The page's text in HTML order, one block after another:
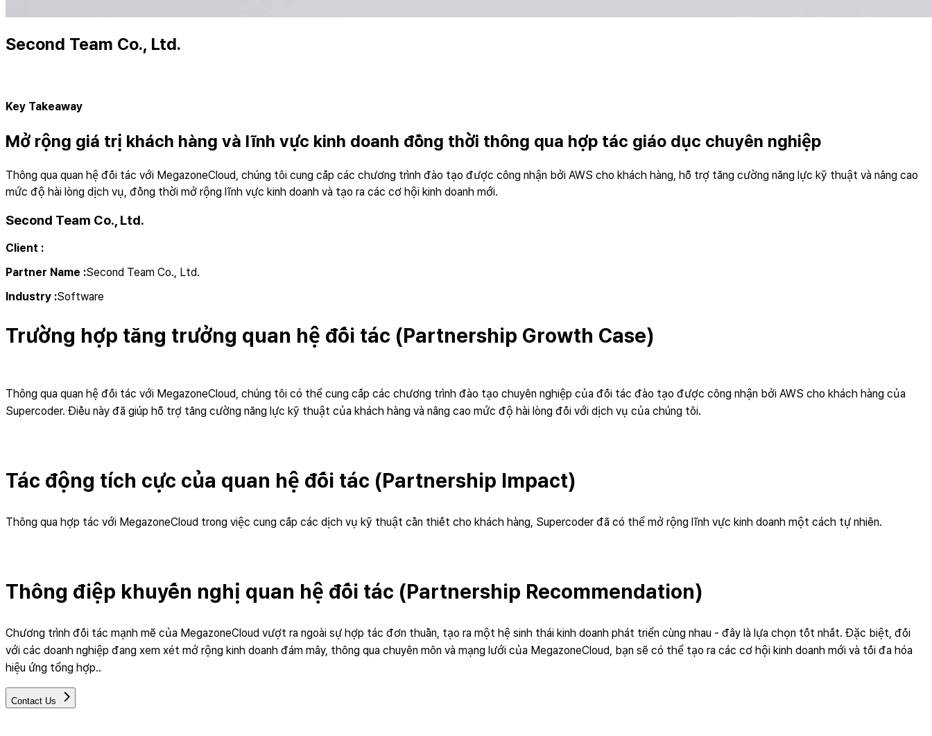
Second Team Co., Ltd.
Key Takeaway
Mở rộng giá trị khách hàng và lĩnh vực kinh doanh đồng thời thông qua hợp tác giáo dục chuyên nghiệp
Thông qua quan hệ đối tác với MegazoneCloud, chúng tôi cung cấp các chương trình đào tạo được công nhận bởi AWS cho khách hàng, hỗ trợ tăng cường năng lực kỹ thuật và nâng cao
mức độ hài lòng dịch vụ, đồng thời mở rộng lĩnh vực kinh doanh và tạo ra các cơ hội kinh doanh mới.
Second Team Co., Ltd.
Client :
Partner Name :Second Team Co., Ltd.
Industry :Software
Trường hợp tăng trưởng quan hệ đối tác (Partnership Growth Case)
Thông qua quan hệ đối tác với MegazoneCloud, chúng tôi có thể cung cấp các chương trình đào tạo chuyên nghiệp của đối tác đào tạo được công nhận bởi AWS cho khách hàng của
Supercoder. Điều này đã giúp hỗ trợ tăng cường năng lực kỹ thuật của khách hàng và nâng cao mức độ hài lòng đối với dịch vụ của chúng tôi.
Tác động tích cực của quan hệ đối tác (Partnership Impact)
Thông qua hợp tác với MegazoneCloud trong việc cung cấp các dịch vụ kỹ thuật cần thiết cho khách hàng, Supercoder đã có thể mở rộng lĩnh vực kinh doanh một cách tự nhiên.
Thông điệp khuyến nghị quan hệ đối tác (Partnership Recommendation)
Chương trình đối tác mạnh mẽ của MegazoneCloud vượt ra ngoài sự hợp tác đơn thuần, tạo ra một hệ sinh thái kinh doanh phát triển cùng nhau - đây là lựa chọn tốt nhất. Đặc biệt, đối
với các doanh nghiệp đang xem xét mở rộng kinh doanh đám mây, thông qua chuyên môn và mạng lưới của MegazoneCloud, bạn sẽ có thể tạo ra các cơ hội kinh doanh mới và tối đa hóa
hiệu ứng tổng hợp..
Contact Us